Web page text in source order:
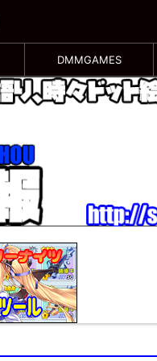
DMMGAMES